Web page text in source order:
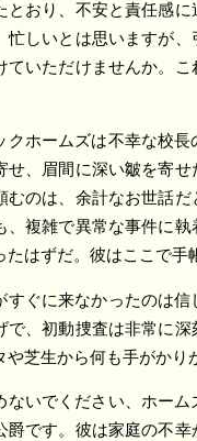
とおり、不安と責任感
忙しいとは思いますが
ていただけませんか。
クホームズは不幸な校
せ、眉間に深い皺を寄
むのは、余計なお世話
、複雑で異常な事件に
たはずだ。彼はここで手
すぐに来なかったのは
で、初動捜査は非常に
や芝生から何も手がかり
ないでください、ホー
爵です。彼は家庭の不